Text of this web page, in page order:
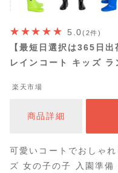
5.0(2件)
【最短日選択は365日
レインコート キッズ ラ
れ 120cm 130cm
楽天市場
商品詳細
可愛いコートでおしゃ
ズ 女の子の子 入園準備